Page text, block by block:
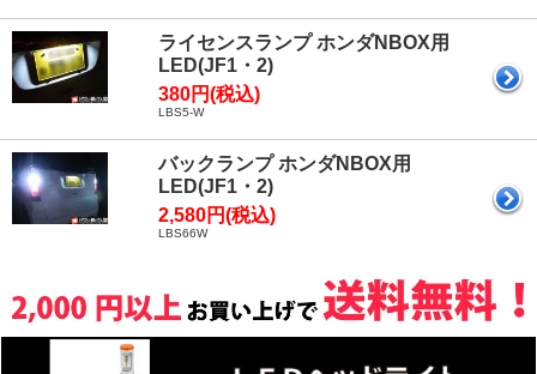
ライセンスランプ ホンダNBOX用
LED(JF1・2)
380円(税込)
LBS5-W
バックランプ ホンダNBOX用
LED(JF1・2)
2,580円(税込)
LBS66W